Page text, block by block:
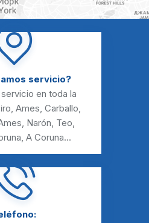
servicio?
en toda la
, Ames, Carballo,
, Narón, Teo,
, A Coruna...